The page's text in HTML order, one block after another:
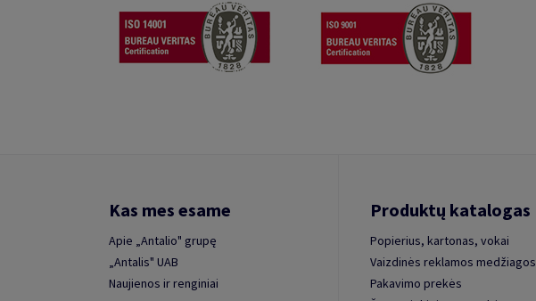
Kas mes esame
Apie „Antalio" grupę
„Antalis" UAB
Naujienos ir renginiai
Produktų katalogas
Popierius, kartonas, vokai
Vaizdinės reklamos medžiagos
Pakavimo prekės